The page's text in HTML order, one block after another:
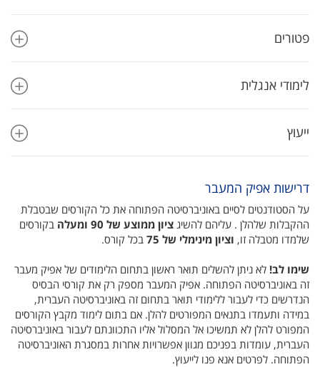
פטורים
לימודי אנגלית
ייעוץ
דרישות אפיק המעבר
על הסטודנטים לסיים באוניברסיטה הפתוחה את כל הקורסים שבטבלת
ההקבלות שלהלן . עליהם להשיג ציון ממוצע של 90 ומעלה
בקורסים
שלמדו מטבלה זו, וציון מינימלי של 7 5 בכל קורס.
שימו לב! לא ניתן להשלים תואר ראשון בתחום הלימודים של אפיק מעבר
זה באוניברסיטה הפתוחה. אפיק המעבר מספק רק את קורסי הבסיס
הנדרשים כדי לעבור ללימודי תואר בתחום זה באוניברסיטה העברית,
במידה ותעמדו בתנאים המפורטים להלן. אם בתום לימוד מקבץ הקורסים
המפורט להלן לא תמשיכו אל המסלול אליו התכוונתם לעבור באוניברסיטה
העברית, עומדות בפניכם מגוון אפשרויות אחרות במסגרת האוניברסיטה
הפתוחה. לפרטים אנא פנו לייעוץ.